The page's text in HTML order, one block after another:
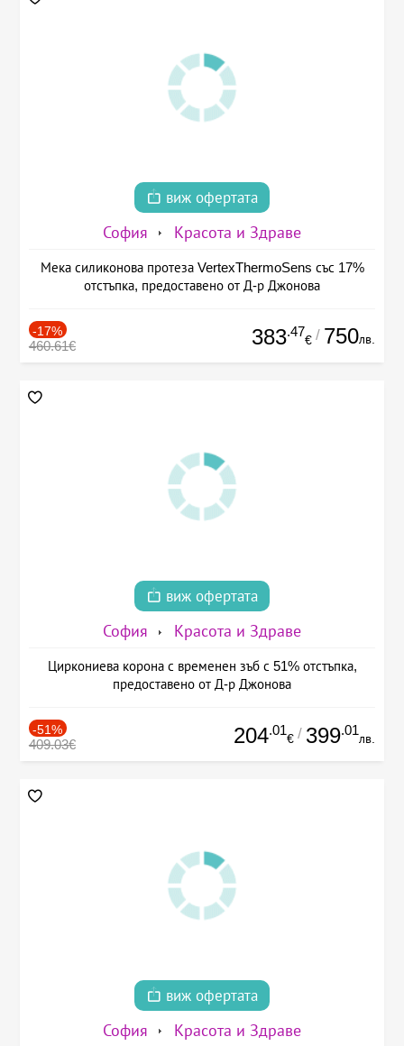
виж офертата
София Красота и Здраве
Мека силиконова протеза VertexThermoSens със 17%
отстъпка, предоставено от Д-р Джонова
-17%
460.61€ 383.47
€ / 750лв.
виж офертата
София Красота и Здраве
Циркониева корона с временен зъб с 51% отстъпка,
предоставено от Д-р Джонова
-51%
409.03€ 204.01
€ / 399.01
лв.
виж офертата
София Красота и Здраве